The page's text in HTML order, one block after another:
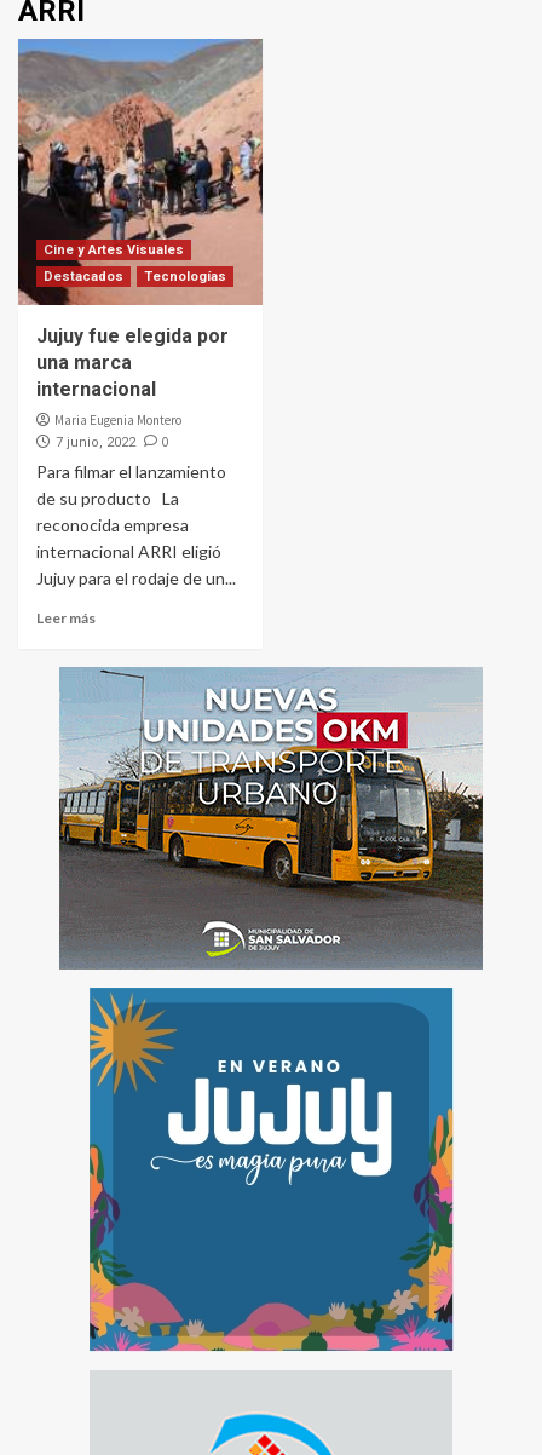
ARRI
Cine y Artes Visuales
Destacados
Tecnologías
Jujuy fue elegida por
una marca
internacional
Maria Eugenia Montero
7 junio, 2022 0
Para filmar el lanzamiento
de su producto La
reconocida empresa
internacional ARRI eligió
Jujuy para el rodaje de un...
Leer más